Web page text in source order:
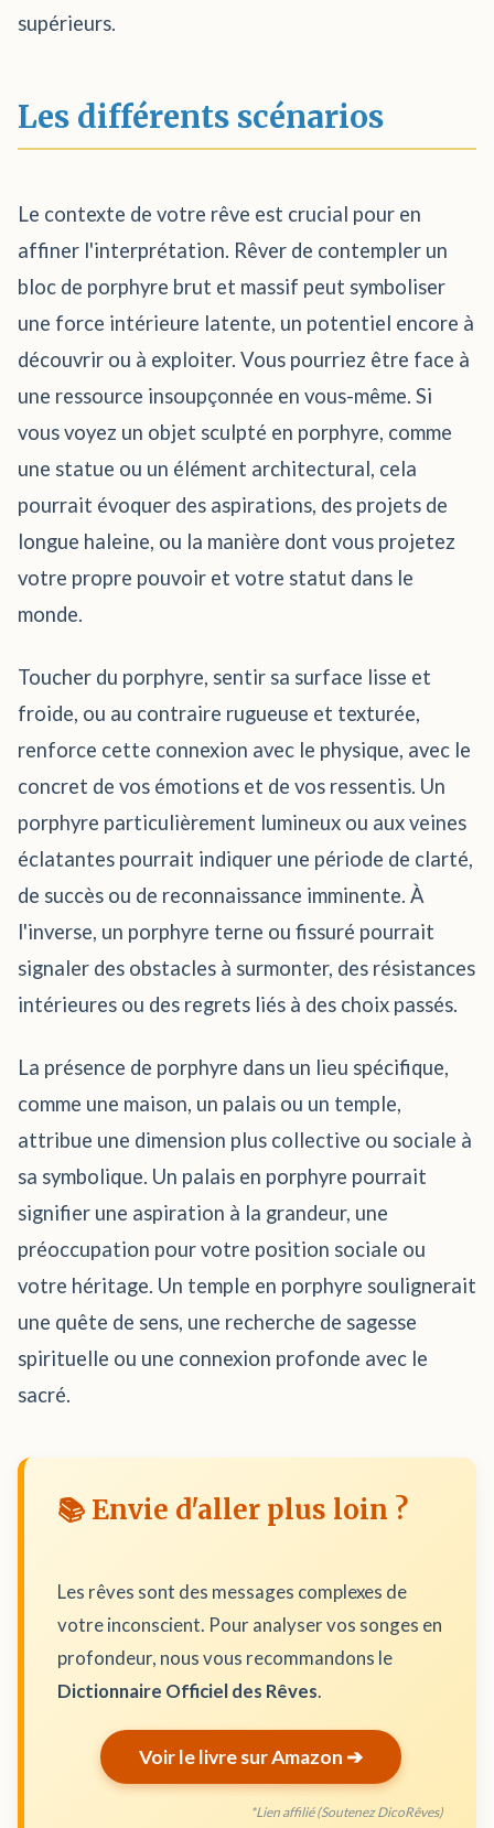
supérieurs.
Les différents scénarios
Le contexte de votre rêve est crucial pour en
affiner l'interprétation. Rêver de contempler un
bloc de porphyre brut et massif peut symboliser
une force intérieure latente, un potentiel encore à
découvrir ou à exploiter. Vous pourriez être face à
une ressource insoupçonnée en vous-même. Si
vous voyez un objet sculpté en porphyre, comme
une statue ou un élément architectural, cela
pourrait évoquer des aspirations, des projets de
longue haleine, ou la manière dont vous projetez
votre propre pouvoir et votre statut dans le
monde.
Toucher du porphyre, sentir sa surface lisse et
froide, ou au contraire rugueuse et texturée,
renforce cette connexion avec le physique, avec le
concret de vos émotions et de vos ressentis. Un
porphyre particulièrement lumineux ou aux veines
éclatantes pourrait indiquer une période de clarté,
de succès ou de reconnaissance imminente. À
l'inverse, un porphyre terne ou fissuré pourrait
signaler des obstacles à surmonter, des résistances
intérieures ou des regrets liés à des choix passés.
La présence de porphyre dans un lieu spécifique,
comme une maison, un palais ou un temple,
attribue une dimension plus collective ou sociale à
sa symbolique. Un palais en porphyre pourrait
signifier une aspiration à la grandeur, une
préoccupation pour votre position sociale ou
votre héritage. Un temple en porphyre soulignerait
une quête de sens, une recherche de sagesse
spirituelle ou une connexion profonde avec le
sacré.
📚 Envie d'aller plus loin ?
Les rêves sont des messages complexes de
votre inconscient. Pour analyser vos songes en
profondeur, nous vous recommandons le
Dictionnaire Officiel des Rêves.
Voir le livre sur Amazon ➔
*Lien affilié (Soutenez DicoRêves)